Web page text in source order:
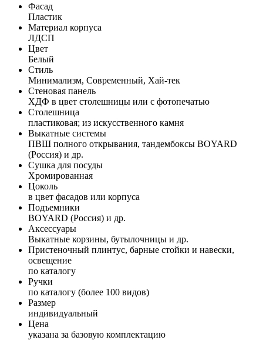
Фасад
Пластик
Материал корпуса
ЛДСП
Цвет
Белый
Стиль
Минимализм, Современный, Хай-тек
Стеновая панель
ХДФ в цвет столешницы или с фотопечатью
Столешница
пластиковая; из искусственного камня
Выкатные системы
ПВШ полного открывания, тандембоксы BOYARD
(Россия) и др.
Сушка для посуды
Хромированная
Цоколь
в цвет фасадов или корпуса
Подъемники
BOYARD (Россия) и др.
Аксессуары
Выкатные корзины, бутылочницы и др.
Пристеночный плинтус, барные стойки и навески,
освещение
по каталогу
Ручки
по каталогу (более 100 видов)
Размер
индивидуальный
Цена
указана за базовую комплектацию